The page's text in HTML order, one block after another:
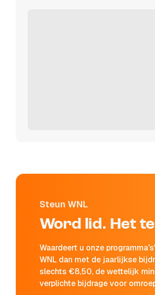
Steun WNL
Word lid. Het
Waardeert u onze
WNL dan met de jaarlijkse
slechts €8,50, de wettelijk
verplichte bijdrage voor